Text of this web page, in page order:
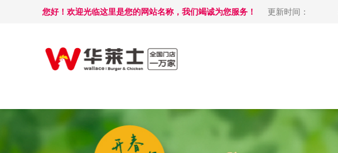
您好！欢迎光临这里是您的网站名称，我们竭诚为您服务！ 更新时间：